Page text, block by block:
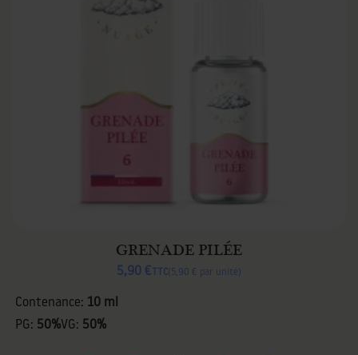
GRENADE PILÉE
5,90 € TTC 5,90 € par unité
Contenance: 10 ml
PG: 50%VG: 50%